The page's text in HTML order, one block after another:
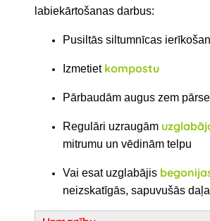
labiekārtošanas darbus:
Pusiltās siltumnīcas
Izmetiet kompostu
Pārbaudām augus zem
Regulāri uzraugām
mitrumu un vēdinām telpu
Vai esat uzglabājis
neizskatīgās, sapuvušās